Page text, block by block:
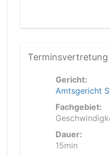
Terminsvertretung
Gericht:
Amtsgericht
Fachgebiet:
Dauer:
15min